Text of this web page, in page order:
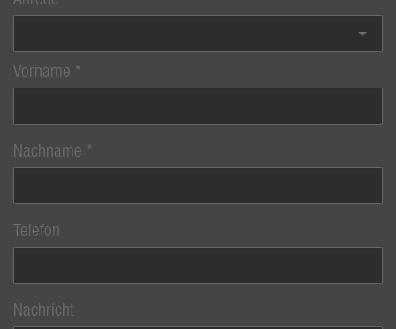
Vorname
Nachname
Telefon
Nachricht